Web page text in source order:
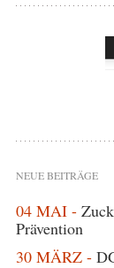
NEUE BEITRÄGE
04 MAI -
Prävention
30 MÄRZ -